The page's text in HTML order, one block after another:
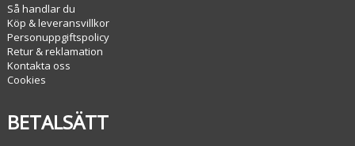
Så handlar du
Köp & leveransvillkor
Personuppgiftspolicy
Retur & reklamation
Kontakta oss
Cookies
BETALSÄTT